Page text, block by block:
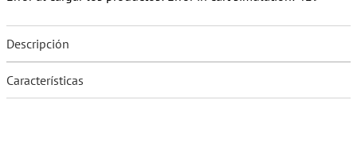
Descripción
Características